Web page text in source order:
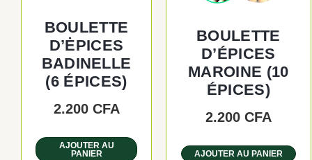
BOULETTE
D’ĖPICES
BADINELLE
(6 ÉPICES)
2.200 CFA
AJOUTER AU
PANIER
BOULETTE
D’ÉPICES
MAROINE (10
ÉPICES)
2.200 CFA
AJOUTER AU PANIER